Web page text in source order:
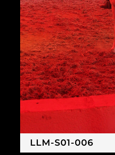
LLM-S01-006